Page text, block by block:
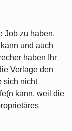
Job zu haben,
und auch
haben Ihr
Verlage den
sich nicht
kann, weil die